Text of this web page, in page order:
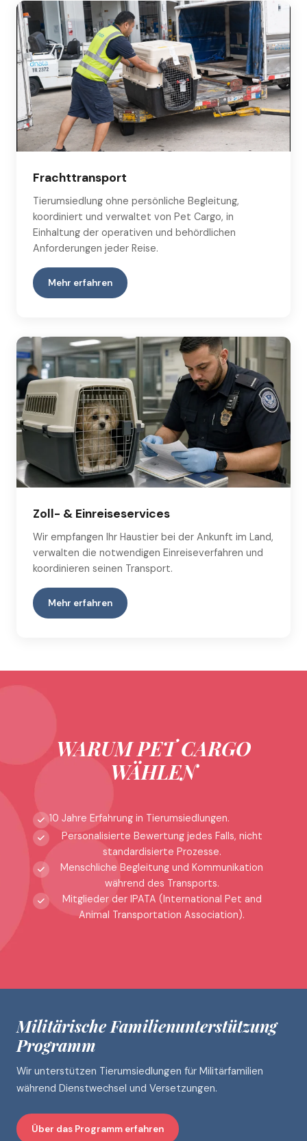
Frachttransport
Tierumsiedlung ohne persönliche Begleitung,
koordiniert und verwaltet von Pet Cargo, in
Einhaltung der operativen und behördlichen
Anforderungen jeder Reise.
Mehr erfahren
Zoll- & Einreiseservices
Wir empfangen Ihr Haustier bei der Ankunft im Land,
verwalten die notwendigen Einreiseverfahren und
koordinieren seinen Transport.
Mehr erfahren
WARUM PET CARGO
WÄHLEN
10 Jahre Erfahrung in Tierumsiedlungen.
Personalisierte Bewertung jedes Falls, nicht
standardisierte Prozesse.
Menschliche Begleitung und Kommunikation
während des Transports.
Mitglieder der IPATA (International Pet and
Animal Transportation Association).
Militärische Familienunterstützung
Programm
Wir unterstützen Tierumsiedlungen für Militärfamilien
während Dienstwechsel und Versetzungen.
Über das Programm erfahren